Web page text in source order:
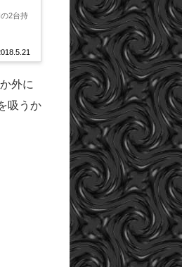
2台持
外に
吸うか